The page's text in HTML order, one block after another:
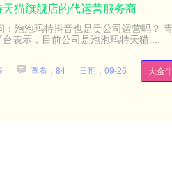
猫旗舰店的代运营服务商
泡泡玛特抖音也是贵公司运营吗？
表示，目前公司是泡泡玛特天猫....
大金
查看：84 日期：09-26